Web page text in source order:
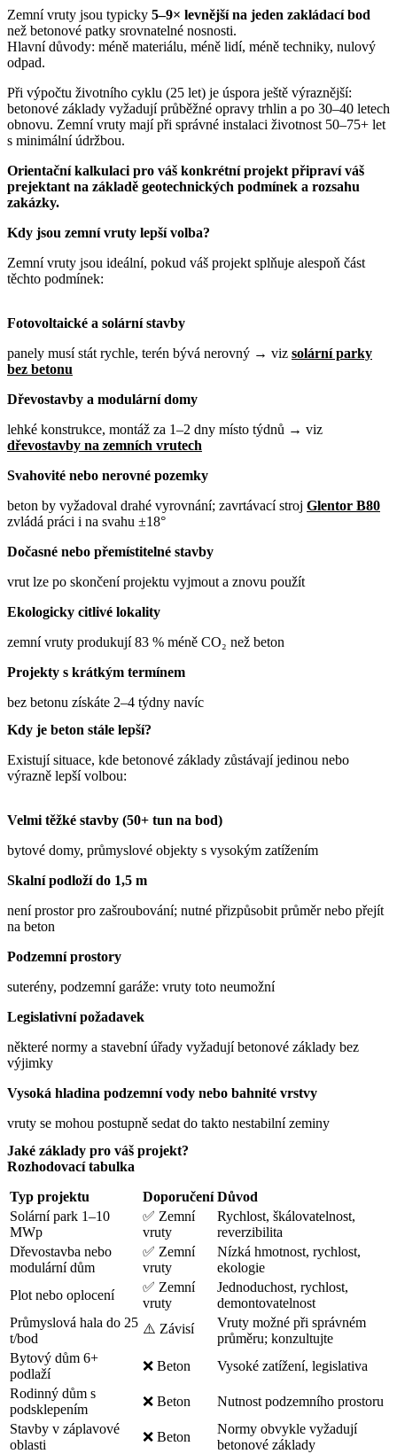
Zemní vruty jsou typicky 5–9× levnější na jeden zakládací bod
než betonové patky srovnatelné nosnosti.
Hlavní důvody: méně materiálu, méně lidí, méně techniky, nulový
odpad.
Při výpočtu životního cyklu (25 let) je úspora ještě výraznější:
betonové základy vyžadují průběžné opravy trhlin a po 30–40 letech
obnovu. Zemní vruty mají při správné instalaci životnost 50–75+ let
s minimální údržbou.
Orientační kalkulaci pro váš konkrétní projekt připraví váš
prejektant na základě geotechnických podmínek a rozsahu
zakázky.
Kdy jsou zemní vruty lepší volba?
Zemní vruty jsou ideální, pokud váš projekt splňuje alespoň část
těchto podmínek:
Fotovoltaické a solární stavby
panely musí stát rychle, terén bývá nerovný → viz solární parky
bez betonu
Dřevostavby a modulární domy
lehké konstrukce, montáž za 1–2 dny místo týdnů → viz
dřevostavby na zemních vrutech
Svahovité nebo nerovné pozemky
beton by vyžadoval drahé vyrovnání; zavrtávací stroj Glentor B80
zvládá práci i na svahu ±18°
Dočasné nebo přemístitelné stavby
vrut lze po skončení projektu vyjmout a znovu použít
Ekologicky citlivé lokality
zemní vruty produkují 83 % méně CO₂ než beton
Projekty s krátkým termínem
bez betonu získáte 2–4 týdny navíc
Kdy je beton stále lepší?
Existují situace, kde betonové základy zůstávají jedinou nebo
výrazně lepší volbou:
Velmi těžké stavby (50+ tun na bod)
bytové domy, průmyslové objekty s vysokým zatížením
Skalní podloží do 1,5 m
není prostor pro zašroubování; nutné přizpůsobit průměr nebo přejít
na beton
Podzemní prostory
suterény, podzemní garáže: vruty toto neumožní
Legislativní požadavek
některé normy a stavební úřady vyžadují betonové základy bez
výjimky
Vysoká hladina podzemní vody nebo bahnité vrstvy
vruty se mohou postupně sedat do takto nestabilní zeminy
Jaké základy pro váš projekt?
Rozhodovací tabulka
Typ projektu Doporučení Důvod
Solární park 1–10
MWp
✅ Zemní
vruty
Rychlost, škálovatelnost,
reverzibilita
Dřevostavba nebo
modulární dům
✅ Zemní
vruty
Nízká hmotnost, rychlost,
ekologie
Plot nebo oplocení
✅ Zemní
vruty
Jednoduchost, rychlost,
demontovatelnost
Průmyslová hala do 25
t/bod
⚠️ Závisí
Vruty možné při správném
průměru; konzultujte
Bytový dům 6+
podlaží
❌ Beton
Vysoké zatížení, legislativa
Rodinný dům s
podsklepením
❌ Beton
Nutnost podzemního prostoru
Stavby v záplavové
oblasti
❌ Beton
Normy obvykle vyžadují
betonové základy